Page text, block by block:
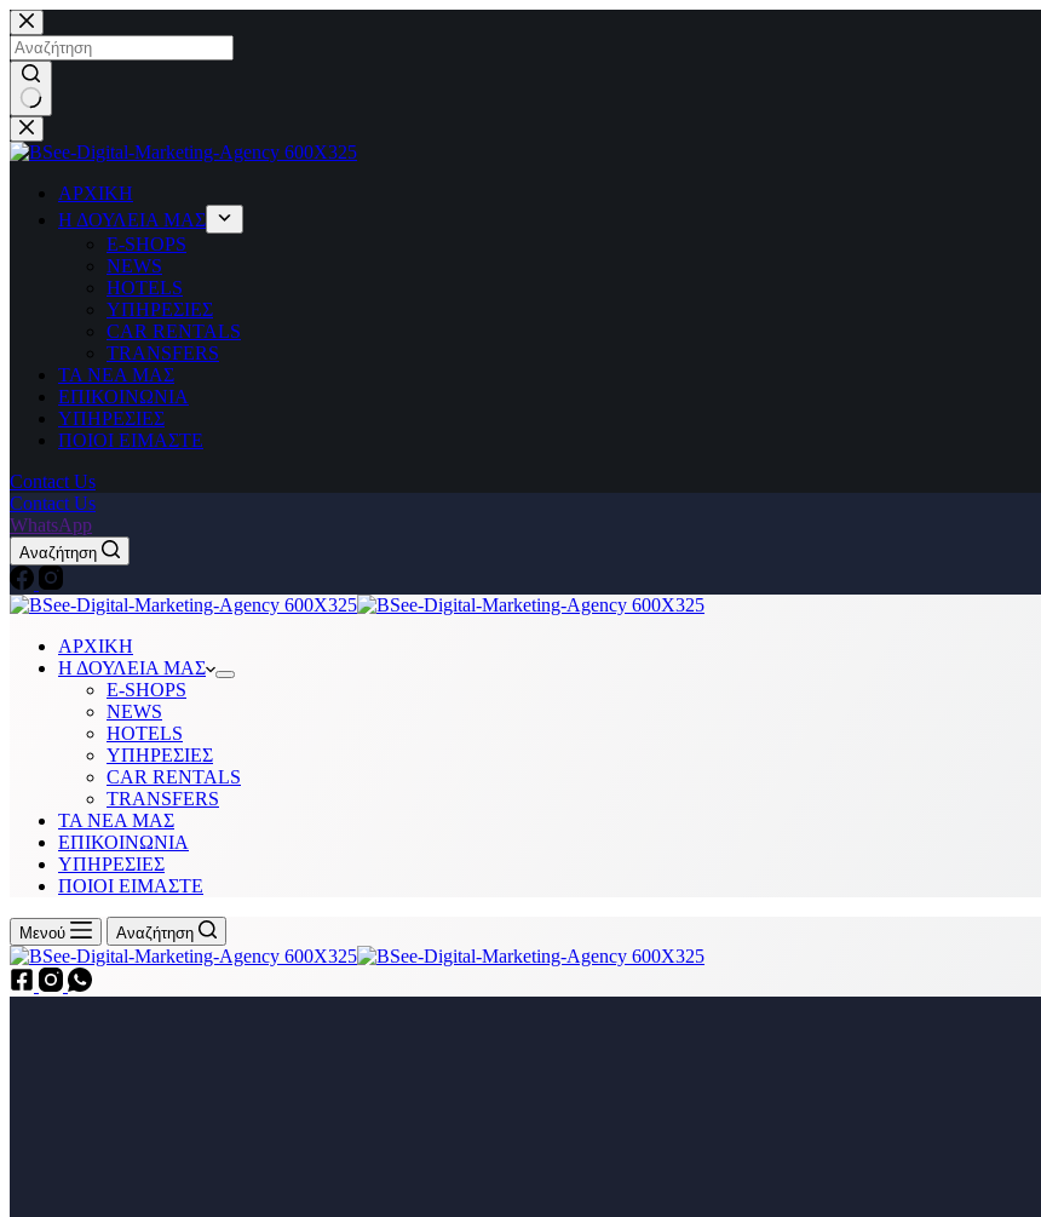
Μετάβαση
στο
περιεχόμενο
No
results
ΑΡΧΙΚΗ
Η ΔΟΥΛΕΙΑ ΜΑΣ
Ε-SHOPS
NEWS
HOTELS
ΥΠΗΡΕΣΙΕΣ
CAR RENTALS
TRANSFERS
ΤΑ ΝΕΑ ΜΑΣ
ΕΠΙΚΟΙΝΩΝΙΑ
ΥΠΗΡΕΣΙΕΣ
ΠΟΙΟΙ ΕΙΜΑΣΤΕ
Contact Us
Contact Us
WhatsApp
Αναζήτηση
ΑΡΧΙΚΗ
Η ΔΟΥΛΕΙΑ ΜΑΣ
Ε-SHOPS
NEWS
HOTELS
ΥΠΗΡΕΣΙΕΣ
CAR RENTALS
TRANSFERS
ΤΑ ΝΕΑ ΜΑΣ
ΕΠΙΚΟΙΝΩΝΙΑ
ΥΠΗΡΕΣΙΕΣ
ΠΟΙΟΙ ΕΙΜΑΣΤΕ
Μενού Αναζήτηση